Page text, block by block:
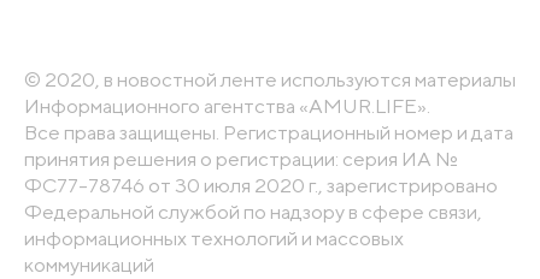
© 2020, в новостной ленте используются материалы
Информационного агентства «AMUR.LIFE».
Все права защищены. Регистрационный номер и дата
принятия решения о регистрации: серия ИА №
ФС77-78746 от 30 июля 2020 г., зарегистрировано
Федеральной службой по надзору в сфере связи,
информационных технологий и массовых
коммуникаций